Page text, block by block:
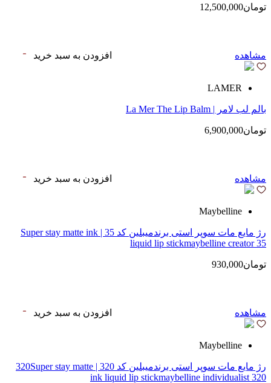
تومان12,500,000
مشاهده افزودن به سبد خرید
LAMER
بالم لب لامر | La Mer The Lip Balm
تومان6,900,000
مشاهده افزودن به سبد خرید
Maybelline
رژ مایع مات سوپر استی‌ برندمیبلین کد 35 | Super stay matte ink
liquid lip stickmaybelline creator 35
تومان930,000
مشاهده افزودن به سبد خرید
Maybelline
رژ مایع مات سوپر استی‌ برندمیبلین کد 320 | 320Super stay matte
ink liquid lip stickmaybelline individualist 320